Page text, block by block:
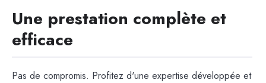
Une prestation complète et
efficace
Pas de compromis. Profitez d'une expertise développée et